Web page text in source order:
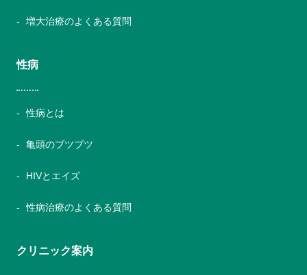
増大治療のよくある質問
性病
性病とは
亀頭のブツブツ
HIVとエイズ
性病治療のよくある質問
クリニック案内